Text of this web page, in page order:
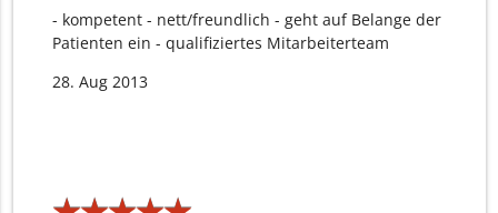
- kompetent - nett/freundlich - geht auf Belange der
Patienten ein - qualifiziertes Mitarbeiterteam
28. Aug 2013